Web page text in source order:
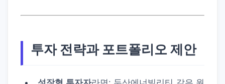
투자 전략과 포트폴리오 제안